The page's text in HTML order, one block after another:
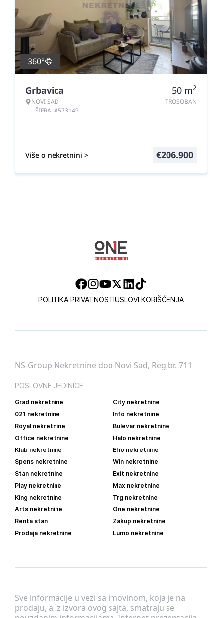
360°
Grbavica
NOVI SAD
ŠIFRA: #573149
50 m2
TROSOBAN
Više o nekretnini > €206.900
POLITIKA PRIVATNOSTIUSLOVI KORIŠĆENJA
Sve informacije u vezi sa imovinom, koja je na
prodaju, a iz izvora ovog sajta, smatraju se
NS-Group Nekretnine doo Novi Sad, Reg.br. 711
POSLOVNE JEDINICE
Grad nekretnine
City nekretnine
021 nekretnine
Info nekretnine
Royal nekretnine
Bulevar nekretnine
Office nekretnine
Halo nekretnine
Klub nekretnine
Eho nekretnine
Spens nekretnine
Win nekretnine
Stan nekretnine
Exit nekretnine
Play nekretnine
Max nekretnine
King nekretnine
Trg nekretnine
Arts nekretnine
One nekretnine
Renta stan
Zakup nekretnine
Prodaja nekretnine
Lumo nekretnine